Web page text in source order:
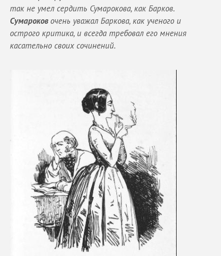
так не умел сердить Сумарокова, как Барков.
Сумароков очень уважал Баркова, как ученого и
острого критика, и всегда требовал его мнения
касательно своих сочинений.